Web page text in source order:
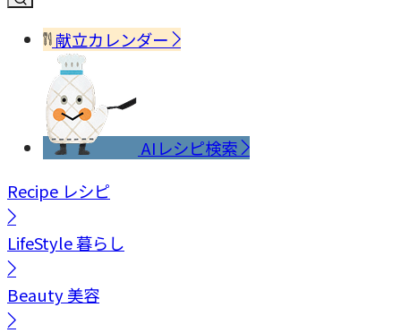
献立カレンダー
AIレシピ検索
Recipe レシピ
LifeStyle暮らし
Beauty美容